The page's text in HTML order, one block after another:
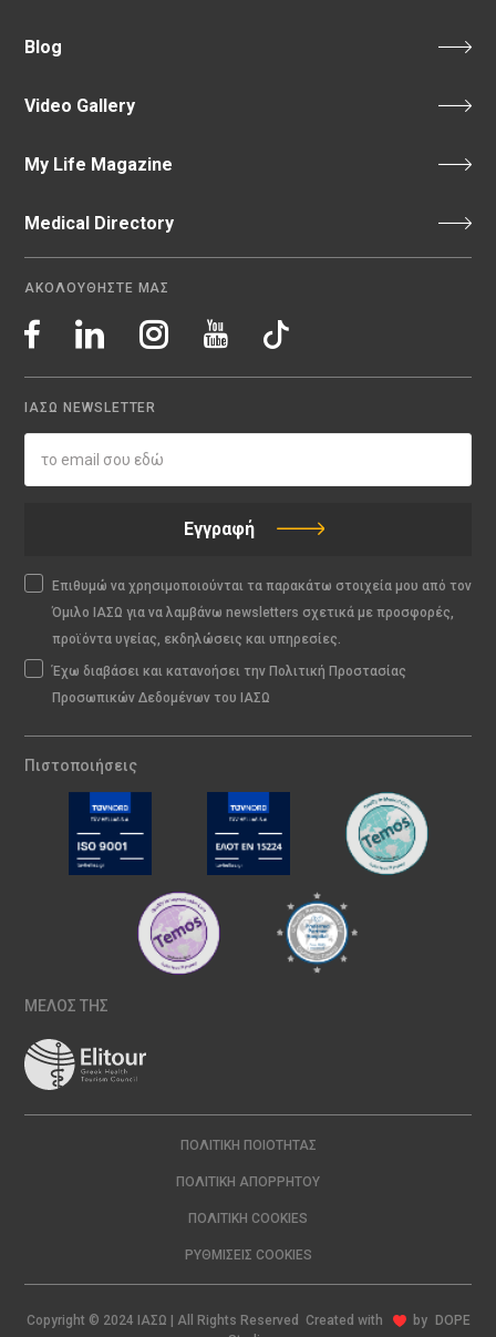
Blog
Video Gallery
My Life Magazine
Medical Directory
ΑΚΟΛΟΥΘΗΣΤΕ ΜΑΣ
ΙΑΣΩ NEWSLETTER
Εγγραφή
Επιθυμώ να χρησιμοποιούνται τα παρακάτω στοιχεία μου από τον
Όμιλο ΙΑΣΩ για να λαμβάνω newsletters σχετικά με προσφορές,
προϊόντα υγείας, εκδηλώσεις και υπηρεσίες.
Έχω διαβάσει και κατανοήσει την Πολιτική Προστασίας
Προσωπικών Δεδομένων του ΙΑΣΩ
Πιστοποιήσεις
ΜΕΛΟΣ ΤΗΣ
ΠΟΛΙΤΙΚΉ ΠΟΙΌΤΗΤΑΣ
ΠΟΛΙΤΙΚΉ ΑΠΟΡΡΉΤΟΥ
ΠΟΛΙΤΙΚΉ COOKIES
ΡΥΘΜΊΣΕΙΣ COOKIES
Copyright © 2024 ΙΑΣΩ | All Rights Reserved Created with by DOPE